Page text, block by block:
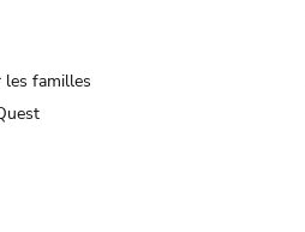
les familles